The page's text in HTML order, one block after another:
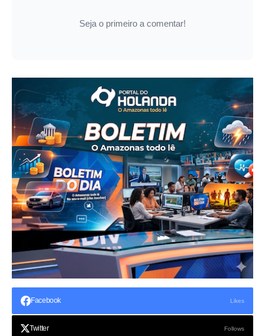
Seja o primeiro a comentar!
Facebook Likes
Twitter Follows